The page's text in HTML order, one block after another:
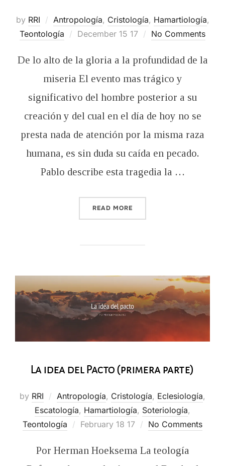
by RRI Antropología, Cristología, Hamartiología,
Teontología
Posted
December 15 17 No Comments
De lo alto de la gloria a la profundidad de la
miseria El evento mas trágico y
significativo del hombre posterior a su
creación y del cual en el día de hoy no se
presta nada de atención por la misma raza
humana, es sin duda su caída en pecado.
Pablo describe esta tragedia la …
READ MORE
La idea del Pacto (primera parte)
by RRI Antropología, Cristología, Eclesiología,
Escatología, Hamartiología, Soteriología,
Teontología
Posted
February 18 17 No Comments
Por Herman Hoeksema La teología